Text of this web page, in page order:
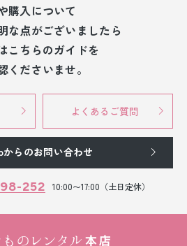
購入について
な点がございましたら
こちらのガイドを
くださいませ。
よくあるご質問
からのお問い合わせ
252 10:00〜17:00（土日定休）